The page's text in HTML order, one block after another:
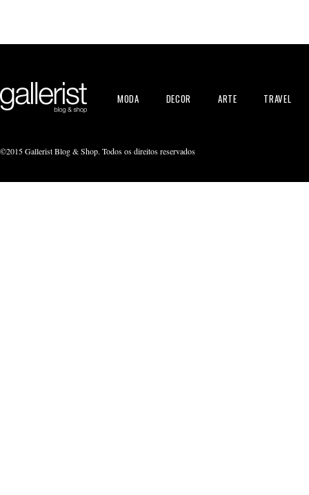
MODA DECOR ARTE TRAVEL
©2015 Gallerist Blog & Shop. Todos os direitos reservados